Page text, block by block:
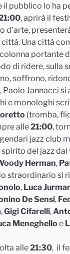
il pubblico lo ha
, aprirà il
d’arte,
Una città
portante
di ridere, sulla
soffrono,
Jannacci si
e monologhi
(tromba,
alle21:00,
jazz club
del jazz
Herman,
straordinario si
, Luca
De Sensi,
,Gigi Cifarelli,
Meneghello e
alle21:30, il